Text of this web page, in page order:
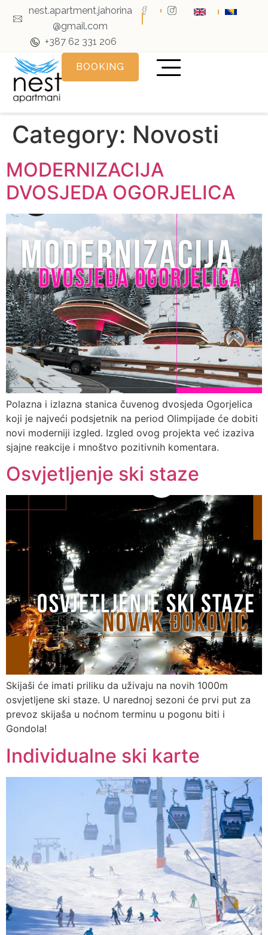
nest.apartment.jahorina
@gmail.com
+387 62 331 206
BOOKING
Category: Novosti
MODERNIZACIJA
DVOSJEDA OGORJELICA
Polazna i izlazna stanica čuvenog dvosjeda Ogorjelica
koji je najveći podsjetnik na period Olimpijade će dobiti
novi moderniji izgled. Izgled ovog projekta već izaziva
sjajne reakcije i mnoštvo pozitivnih komentara.
Osvjetljenje ski staze
Skijaši će imati priliku da uživaju na novih 1000m
osvjetljene ski staze. U narednoj sezoni će prvi put za
prevoz skijaša u noćnom terminu u pogonu biti i
Gondola!
Individualne ski karte